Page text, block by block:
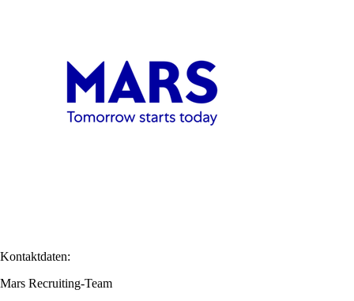
Kontaktdaten:
Mars Recruiting-Team